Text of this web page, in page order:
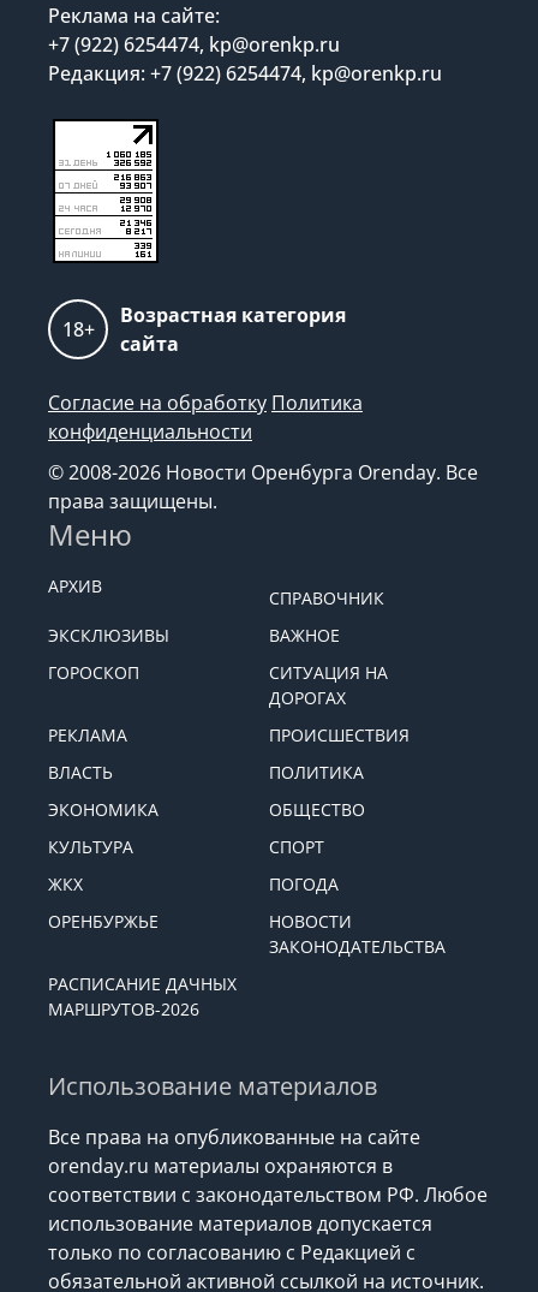
Реклама на сайте:
+7 (922) 6254474, kp@orenkp.ru
Редакция: +7 (922) 6254474, kp@orenkp.ru
18+
Возрастная категория
сайта
Согласие на обработку Политика
конфиденциальности
© 2008-2026 Новости Оренбурга Orenday. Все
права защищены.
Меню
АРХИВ
СПРАВОЧНИК
ЭКСКЛЮЗИВЫ
ВАЖНОЕ
ГОРОСКОП
СИТУАЦИЯ НА
ДОРОГАХ
РЕКЛАМА
ПРОИСШЕСТВИЯ
ВЛАСТЬ
ПОЛИТИКА
ЭКОНОМИКА
ОБЩЕСТВО
КУЛЬТУРА
СПОРТ
ЖКХ
ПОГОДА
ОРЕНБУРЖЬЕ
НОВОСТИ
ЗАКОНОДАТЕЛЬСТВА
РАСПИСАНИЕ ДАЧНЫХ
МАРШРУТОВ-2026
Использование материалов
Все права на опубликованные на сайте
orenday.ru материалы охраняются в
соответствии с законодательством РФ. Любое
использование материалов допускается
только по согласованию с Редакцией с
обязательной активной ссылкой на источник.